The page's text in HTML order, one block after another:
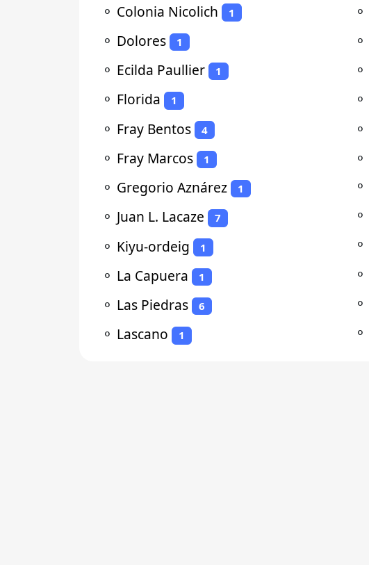
⚬ Colonia Nicolich 1
⚬ Dolores 1
⚬ Ecilda Paullier 1
⚬ Florida 1
⚬ Fray Bentos 4
⚬ Fray Marcos 1
⚬ Gregorio Aznárez 1
⚬ Juan L. Lacaze 7
⚬ Kiyu-ordeig 1
⚬ La Capuera 1
⚬ Las Piedras 6
⚬ Lascano 1
⚬
⚬
⚬
⚬
⚬
⚬
⚬
⚬
⚬
⚬
⚬
⚬